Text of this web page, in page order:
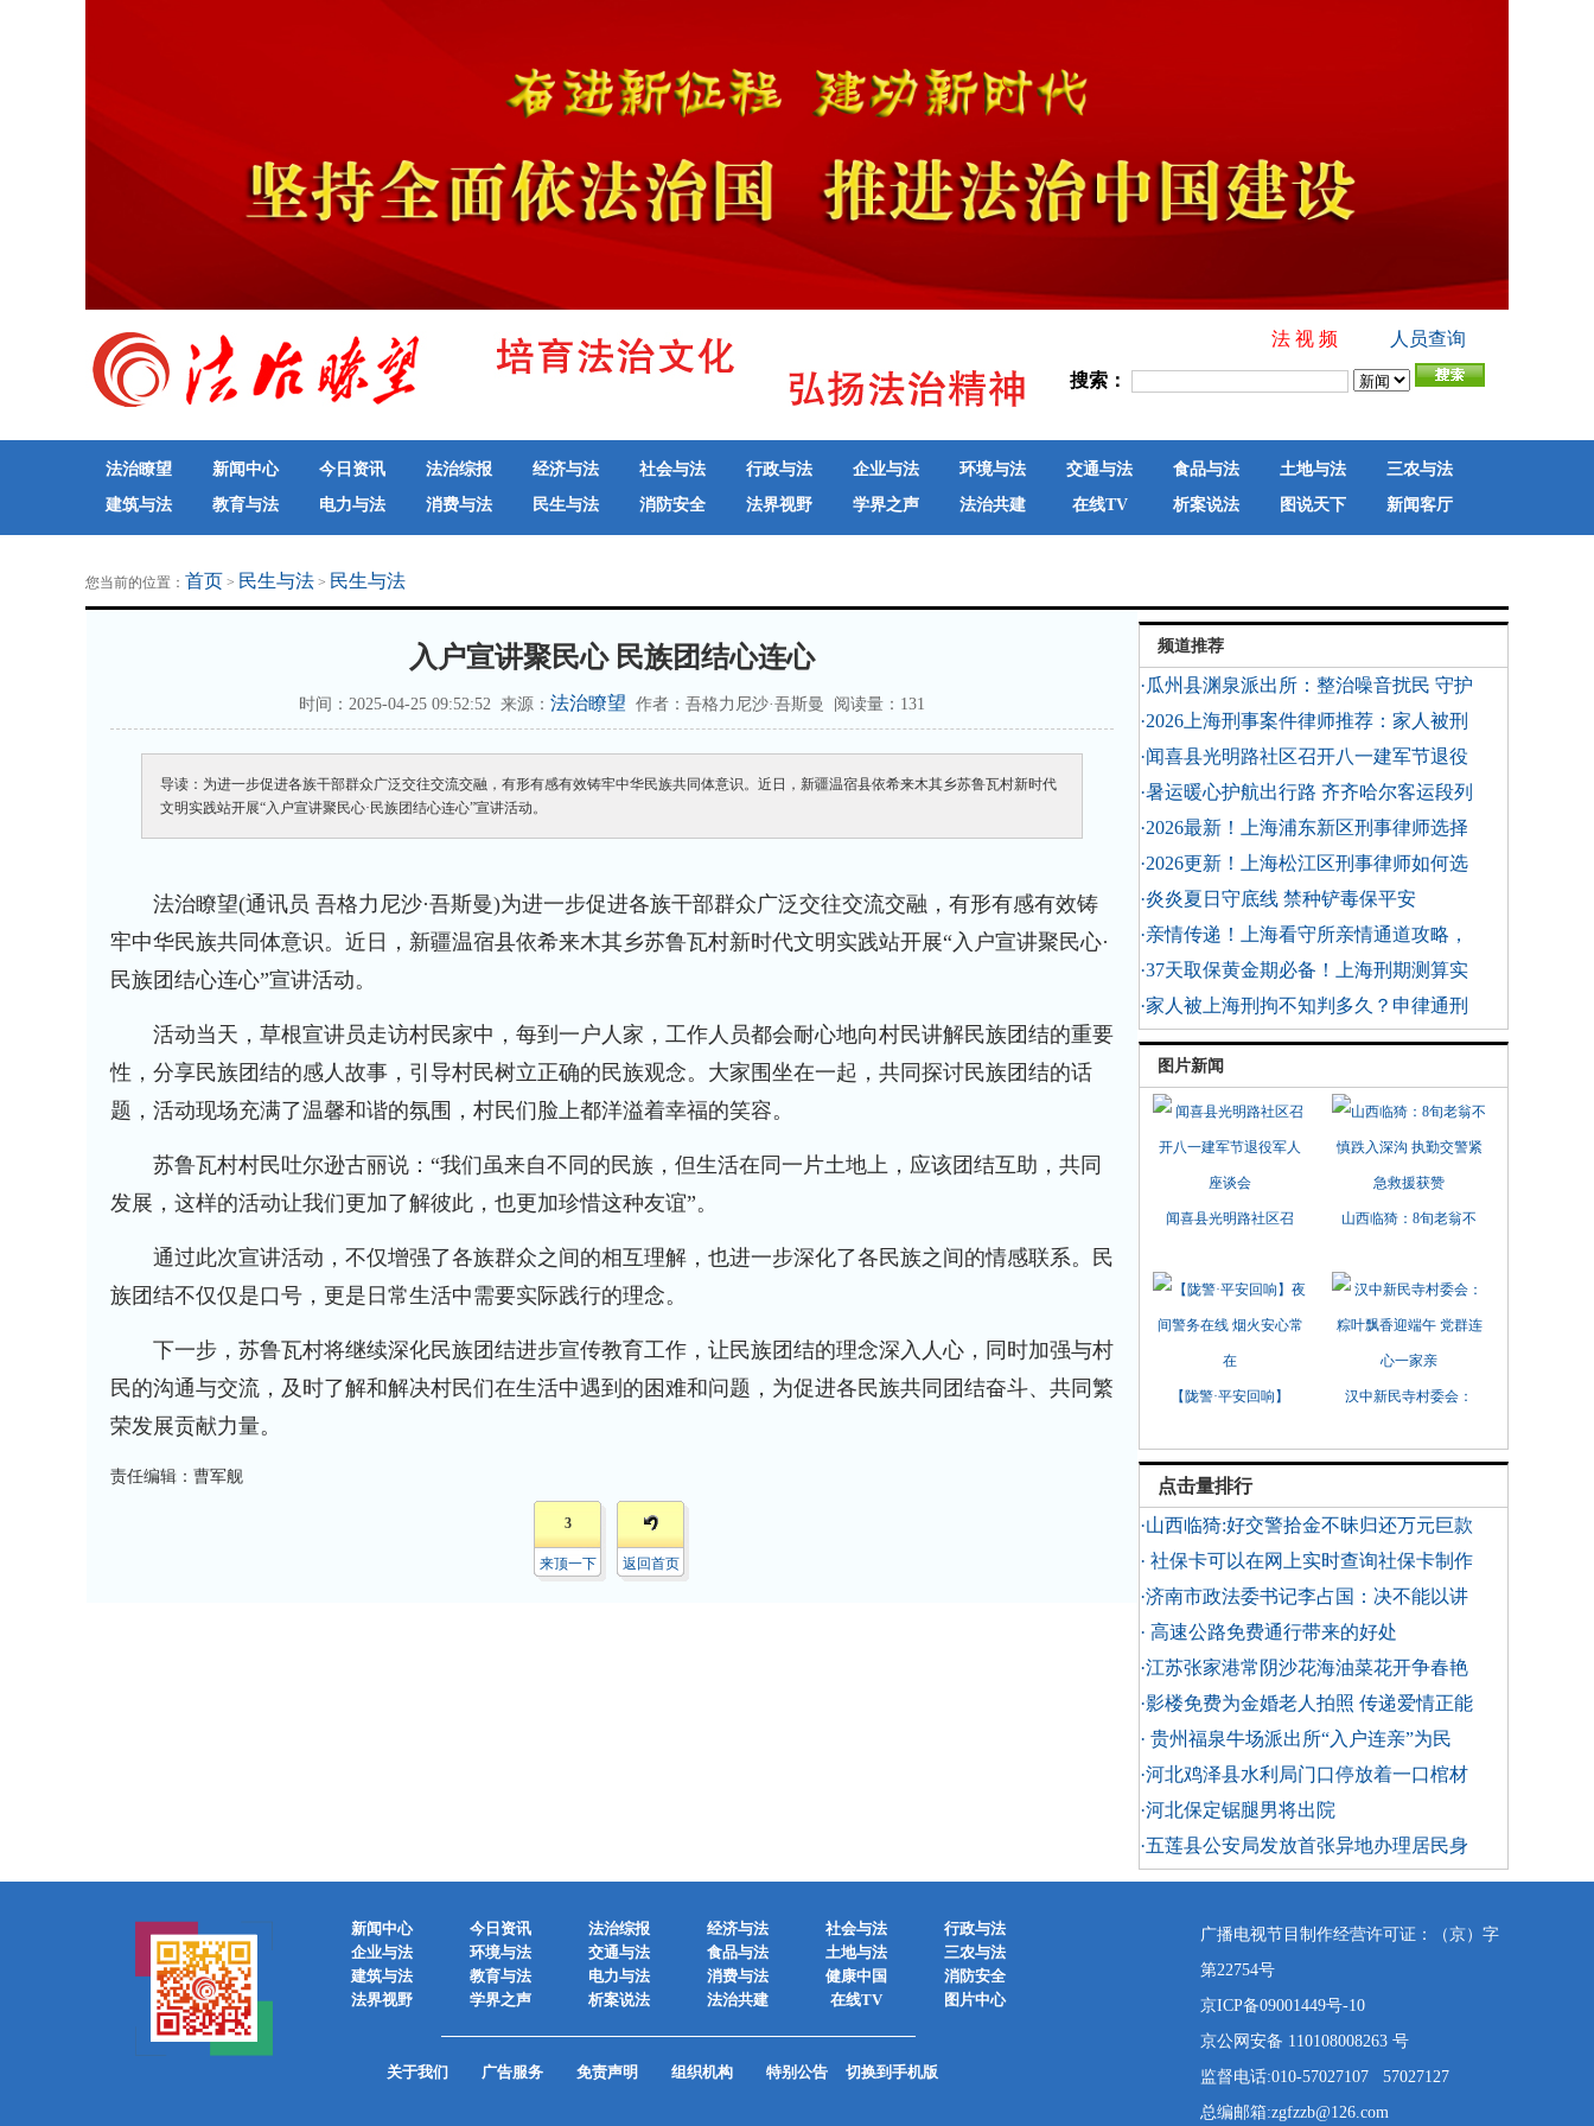
人员查询
法 视 频
搜索：
法治瞭望 新闻中心 今日资讯 法治综报 经济与法 社会与法 行政与法 企业与法 环境与法 交通与法 食品与法 土地与法
三农与法
建筑与法
教育与法 电力与法 消费与法 民生与法 消防安全 法界视野 学界之声 法治共建 在线TV 析案说法 图说天下
新闻客厅
地方法治联播
律师律所
您当前的位置： 首页 > 民生与法 > 民生与法
入户宣讲聚民心 民族团结心连心
时间：2025-04-25 09:52:52 来源： 法治瞭望 作者：吾格力尼沙·吾斯曼 阅读量：131
导读：为进一步促进各族干部群众广泛交往交流交融，有形有感有效铸牢中华民族共同体意识。近日，新疆温宿县依希来木其乡苏鲁瓦村新时代
文明实践站开展“入户宣讲聚民心·民族团结心连心”宣讲活动。
法治瞭望(通讯员 吾格力尼沙·吾斯曼)为进一步促进各族干部群众广泛交往交流交融，有形有感有效铸
牢中华民族共同体意识。近日，新疆温宿县依希来木其乡苏鲁瓦村新时代文明实践站开展“入户宣讲聚民心·
民族团结心连心”宣讲活动。
活动当天，草根宣讲员走访村民家中，每到一户人家，工作人员都会耐心地向村民讲解民族团结的重要
性，分享民族团结的感人故事，引导村民树立正确的民族观念。大家围坐在一起，共同探讨民族团结的话
题，活动现场充满了温馨和谐的氛围，村民们脸上都洋溢着幸福的笑容。
苏鲁瓦村村民吐尔逊古丽说：“我们虽来自不同的民族，但生活在同一片土地上，应该团结互助，共同
发展，这样的活动让我们更加了解彼此，也更加珍惜这种友谊”。
通过此次宣讲活动，不仅增强了各族群众之间的相互理解，也进一步深化了各民族之间的情感联系。民
族团结不仅仅是口号，更是日常生活中需要实际践行的理念。
下一步，苏鲁瓦村将继续深化民族团结进步宣传教育工作，让民族团结的理念深入人心，同时加强与村
民的沟通与交流，及时了解和解决村民们在生活中遇到的困难和问题，为促进各民族共同团结奋斗、共同繁
荣发展贡献力量。
责任编辑：曹军舰
3
来顶一下 返回首页
频道推荐
·瓜州县渊泉派出所：整治噪音扰民 守护
·2026上海刑事案件律师推荐：家人被刑
·闻喜县光明路社区召开八一建军节退役
·暑运暖心护航出行路 齐齐哈尔客运段列
·2026最新！上海浦东新区刑事律师选择
·2026更新！上海松江区刑事律师如何选
·炎炎夏日守底线 禁种铲毒保平安
·亲情传递！上海看守所亲情通道攻略，
·37天取保黄金期必备！上海刑期测算实
·家人被上海刑拘不知判多久？申律通刑
图片新闻
闻喜县光明路社区召 山西临猗：8旬老翁不
【陇警·平安回响】 汉中新民寺村委会：
点击量排行
·山西临猗:好交警拾金不昧归还万元巨款
· 社保卡可以在网上实时查询社保卡制作
·济南市政法委书记李占国：决不能以讲
· 高速公路免费通行带来的好处
·江苏张家港常阴沙花海油菜花开争春艳
·影楼免费为金婚老人拍照 传递爱情正能
· 贵州福泉牛场派出所“入户连亲”为民
·河北鸡泽县水利局门口停放着一口棺材
·河北保定锯腿男将出院
·五莲县公安局发放首张异地办理居民身
新闻中心 今日资讯 法治综报 经济与法 社会与法
行政与法
企业与法
环境与法 交通与法 食品与法 土地与法
三农与法
建筑与法
教育与法 电力与法 消费与法 健康中国
消防安全
法界视野
学界之声 析案说法 法治共建 在线TV 图片中心
关于我们 广告服务 免责声明 组织机构 特别公告 切换到手机版
广播电视节目制作经营许可证：（京）字
第22754号
京ICP备09001449号-10
京公网安备 110108008263 号
监督电话:010-57027107 57027127
总编邮箱:zgfzzb@126.com